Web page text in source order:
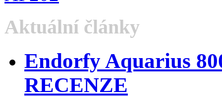
Aktuální články
Endorfy Aquarius
RECENZE